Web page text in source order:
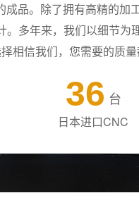
品。除了拥有高精的加
多年来，我们以细节为
相信我们，您需要的质量
36 台
日本进口CNC